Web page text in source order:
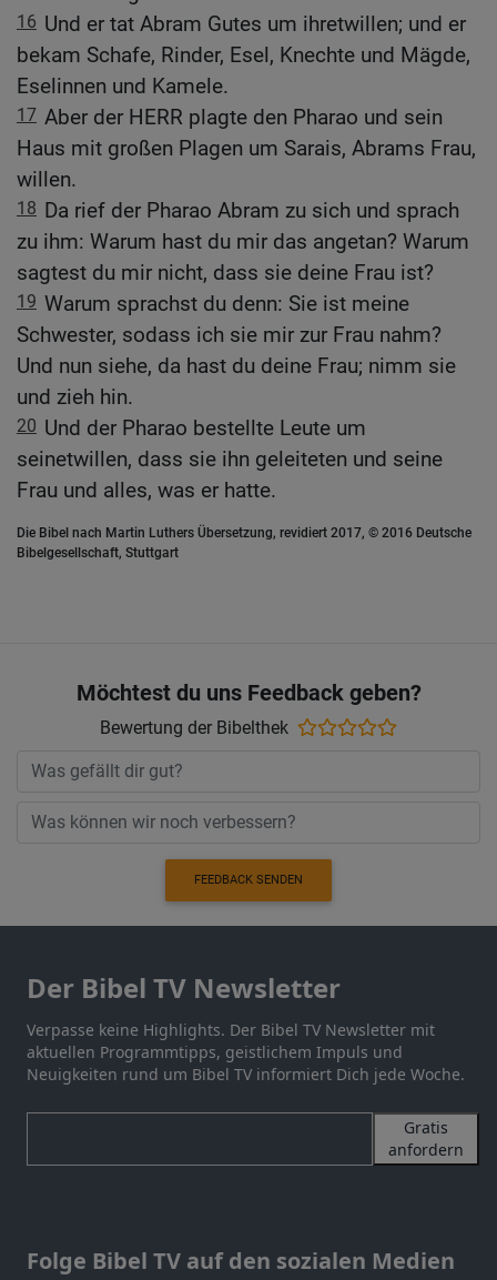
16 Und er tat Abram Gutes um ihretwillen; und er
bekam Schafe, Rinder, Esel, Knechte und Mägde,
Eselinnen und Kamele.
17 Aber der HERR plagte den Pharao und sein
Haus mit großen Plagen um Sarais, Abrams Frau,
willen.
18 Da rief der Pharao Abram zu sich und sprach
zu ihm: Warum hast du mir das angetan? Warum
sagtest du mir nicht, dass sie deine Frau ist?
19 Warum sprachst du denn: Sie ist meine
Schwester, sodass ich sie mir zur Frau nahm?
Und nun siehe, da hast du deine Frau; nimm sie
und zieh hin.
20 Und der Pharao bestellte Leute um
seinetwillen, dass sie ihn geleiteten und seine
Frau und alles, was er hatte.
Die Bibel nach Martin Luthers Übersetzung, revidiert 2017, © 2016 Deutsche
Bibelgesellschaft, Stuttgart
Möchtest du uns Feedback geben?
Bewertung der Bibelthek
FEEDBACK SENDEN
Der Bibel TV Newsletter
Verpasse keine Highlights. Der Bibel TV Newsletter mit
aktuellen Programmtipps, geistlichem Impuls und
Neuigkeiten rund um Bibel TV informiert Dich jede Woche.
Gratis
anfordern
Folge Bibel TV auf den sozialen Medien